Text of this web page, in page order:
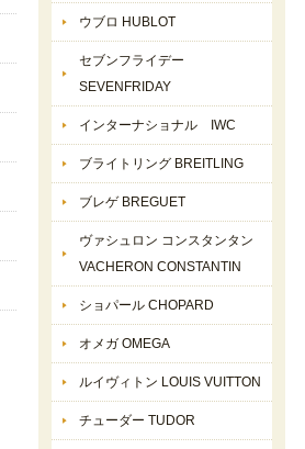
ウブロ HUBLOT
セブンフライデー
SEVENFRIDAY
インターナショナル IWC
ブライトリング BREITLING
ブレゲ BREGUET
ヴァシュロン コンスタンタン
VACHERON CONSTANTIN
ショパール CHOPARD
オメガ OMEGA
ルイヴィトン LOUIS VUITTON
チューダー TUDOR